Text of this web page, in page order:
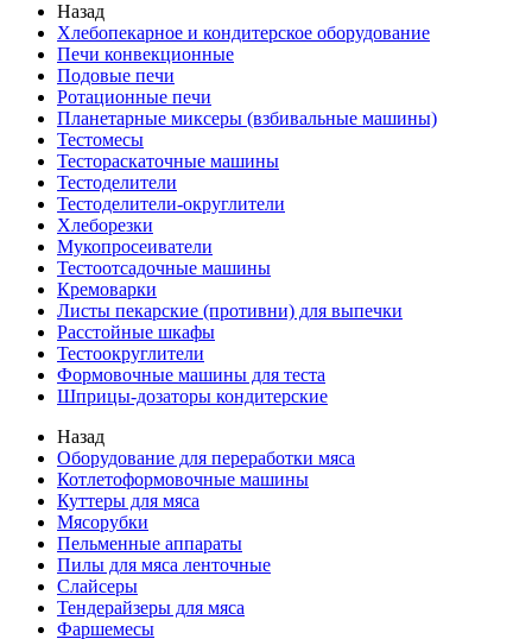
Назад
Хлебопекарное и кондитерское оборудование
Печи конвекционные
Подовые печи
Ротационные печи
Планетарные миксеры (взбивальные машины)
Тестомесы
Тестораскаточные машины
Тестоделители
Тестоделители-округлители
Хлеборезки
Мукопросеиватели
Тестоотсадочные машины
Кремоварки
Листы пекарские (противни) для выпечки
Расстойные шкафы
Тестоокруглители
Формовочные машины для теста
Шприцы-дозаторы кондитерские
Назад
Оборудование для переработки мяса
Котлетоформовочные машины
Куттеры для мяса
Мясорубки
Пельменные аппараты
Пилы для мяса ленточные
Слайсеры
Тендерайзеры для мяса
Фаршемесы